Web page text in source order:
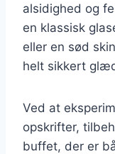
alsidighed og
en klassisk
eller en sød
helt sikkert
Ved at
opskrifter,
buffet, der er